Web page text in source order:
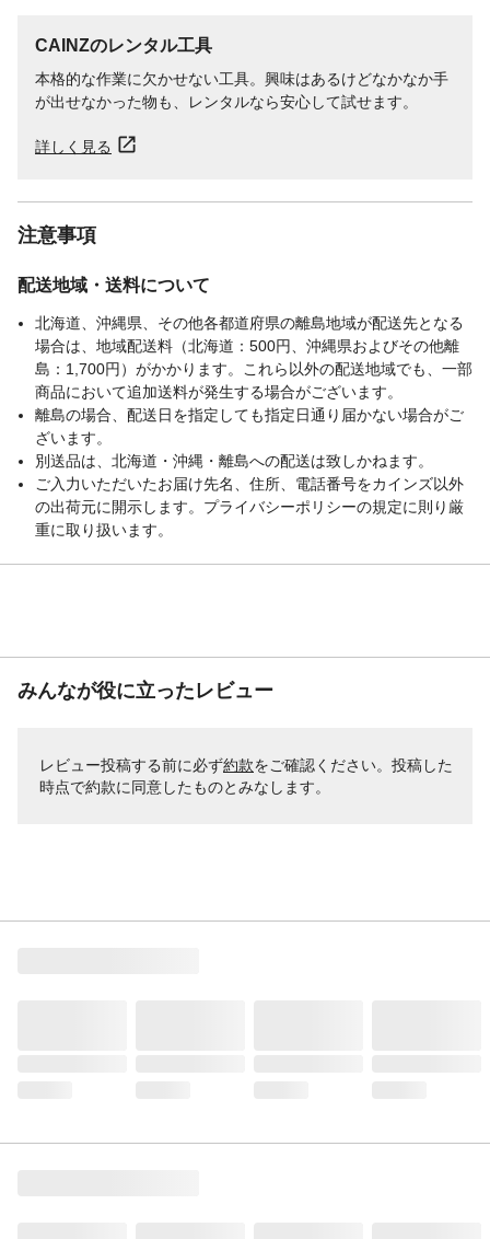
CAINZのレンタル工具
本格的な作業に欠かせない工具。興味はあるけどなかなか手
が出せなかった物も、レンタルなら安心して試せます。
詳しく見る
注意事項
配送地域・送料について
北海道、沖縄県、その他各都道府県の離島地域が配送先となる
場合は、地域配送料（北海道：500円、沖縄県およびその他離
島：1,700円）がかかります。これら以外の配送地域でも、一部
商品において追加送料が発生する場合がございます。
離島の場合、配送日を指定しても指定日通り届かない場合がご
ざいます。
別送品は、北海道・沖縄・離島への配送は致しかねます。
ご入力いただいたお届け先名、住所、電話番号をカインズ以外
の出荷元に開示します。プライバシーポリシーの規定に則り厳
重に取り扱います。
みんなが役に立ったレビュー
レビュー投稿する前に必ず約款をご確認ください。投稿した
時点で約款に同意したものとみなします。